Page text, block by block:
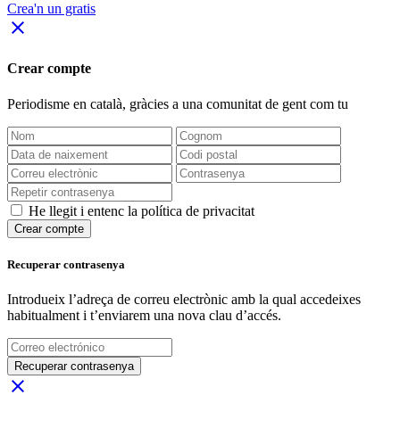
Crea'n un gratis
close
Crear compte
Periodisme en català, gràcies a una comunitat de gent com tu
He llegit i entenc la política de privacitat
Crear compte
Recuperar contrasenya
Introdueix l’adreça de correu electrònic amb la qual accedeixes
habitualment i t’enviarem una nova clau d’accés.
Recuperar contrasenya
close